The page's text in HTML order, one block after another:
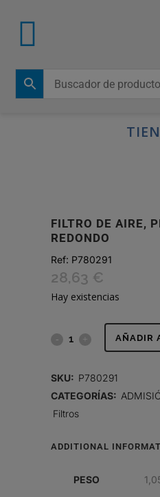
FILTRO DE AIRE,
REDONDO
Ref: P780291
28,63 €
Hay existencias
FILTRO
PRIMARIO
AÑADIR
SKU: P780291
CATEGORÍAS:
Filtros
ADDITIONAL
PESO